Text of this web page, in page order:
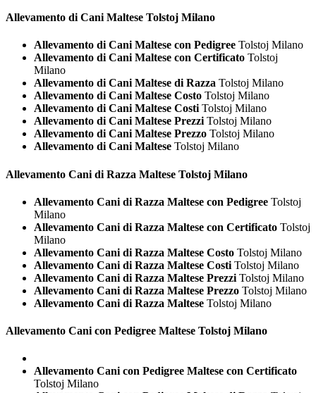
Allevamento di Cani Maltese Tolstoj Milano
Allevamento di Cani Maltese con Pedigree Tolstoj Milano
Allevamento di Cani Maltese con Certificato Tolstoj
Milano
Allevamento di Cani Maltese di Razza Tolstoj Milano
Allevamento di Cani Maltese Costo Tolstoj Milano
Allevamento di Cani Maltese Costi Tolstoj Milano
Allevamento di Cani Maltese Prezzi Tolstoj Milano
Allevamento di Cani Maltese Prezzo Tolstoj Milano
Allevamento di Cani Maltese Tolstoj Milano
Allevamento Cani di Razza Maltese Tolstoj Milano
Allevamento Cani di Razza Maltese con Pedigree Tolstoj
Milano
Allevamento Cani di Razza Maltese con Certificato Tolstoj
Milano
Allevamento Cani di Razza Maltese Costo Tolstoj Milano
Allevamento Cani di Razza Maltese Costi Tolstoj Milano
Allevamento Cani di Razza Maltese Prezzi Tolstoj Milano
Allevamento Cani di Razza Maltese Prezzo Tolstoj Milano
Allevamento Cani di Razza Maltese Tolstoj Milano
Allevamento Cani con Pedigree Maltese Tolstoj Milano
Allevamento Cani con Pedigree Maltese con Certificato
Tolstoj Milano